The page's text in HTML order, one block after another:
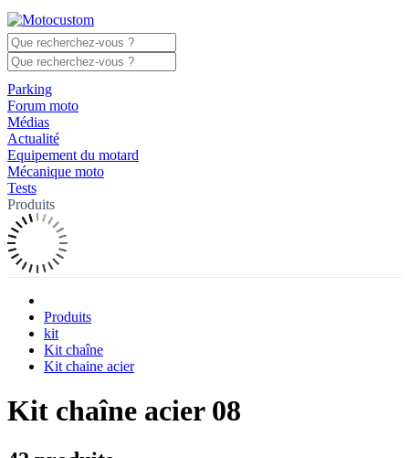
Parking
Forum moto
Médias
Actualité
Equipement du motard
Mécanique moto
Tests
Produits
Produits
kit
Kit chaîne
Kit chaine acier
Kit chaîne acier 08